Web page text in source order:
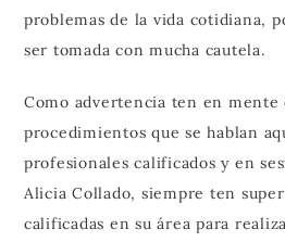
problemas de la vida cotidiana,
ser tomada con mucha cautela.
Como advertencia ten en mente
procedimientos que se hablan
profesionales calificados y en
Alicia Collado, siempre ten
calificadas en su área para